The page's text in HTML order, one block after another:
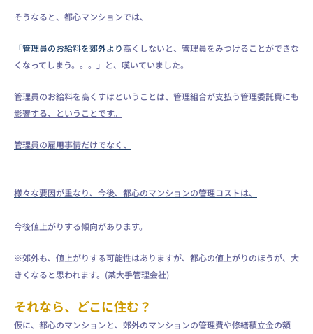
そうなると、都心マンションでは、
「管理員のお給料を郊外より高くしないと、管理員をみつけることができな
くなってしまう。。。」と、嘆いていました。
管理員のお給料を高くすはということは、管理組合が支払う管理委託費にも
影響する、ということです。
管理員の雇用事情だけでなく、
様々な要因が重なり、今後、都心のマンションの管理コストは、
今後値上がりする傾向があります。
※郊外も、値上がりする可能性はありますが、都心の値上がりのほうが、大
きくなると思われます。(某大手管理会社)
それなら、どこに住む？
仮に、都心のマンションと、郊外のマンションの管理費や修繕積立金の額